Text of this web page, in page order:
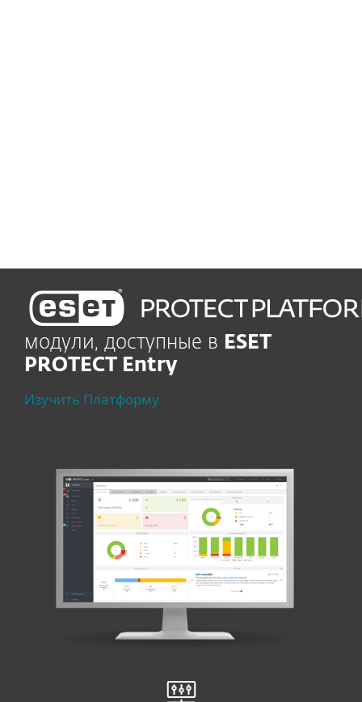
модули, доступные в ESET
PROTECT Entry
Изучить Платформу